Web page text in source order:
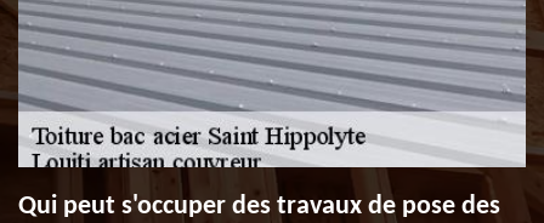
Qui peut s'occuper des travaux de pose des